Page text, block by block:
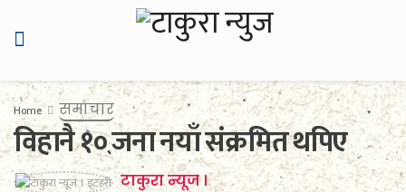
Home समाचार
विहानै १० जना नयाँ संक्रमित थपिए
टाकुरा न्यूज ।